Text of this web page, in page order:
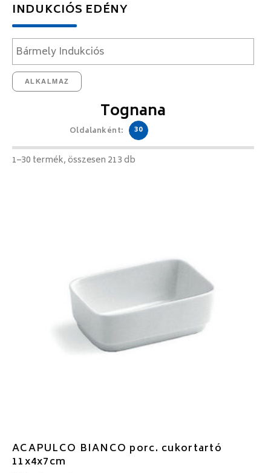
INDUKCIÓS EDÉNY
ALKALMAZ
Tognana
Oldalanként: 30
1–30 termék, összesen 213 db
ACAPULCO BIANCO porc. cukortartó
11x4x7cm